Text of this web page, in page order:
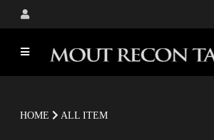
HOME ALL ITEM